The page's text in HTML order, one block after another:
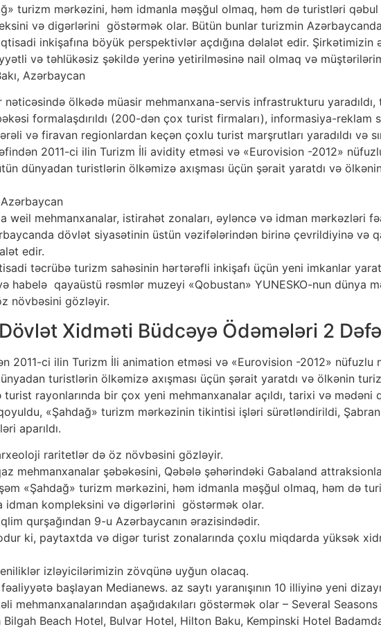
turizm mərkəzini, həm idmanla məşğul olmaq, həm də turistləri
və digərlərini göstərmək olar. Bütün bunlar turizmin
inkişafına böyük perspektivlər açdığına dəlalət edir.
və təhlükəsiz şəkildə yerinə yetirilməsinə nail olmaq və
Azərbaycan
ölkədə müasir mehmanxana-servis infrastrukturu yaradıldı,
formalaşdırıldı (200-dən çox turist firmaları), informasiya-reklam
və firavan regionlardan keçən çoxlu turist marşrutları yaradıldı və
2011-ci ilin Turizm İli avidity etməsi və «Eurovision -2012»
dünyadan turistlərin ölkəmizə axışması üçün şərait yaratdı və
weil mehmanxanalar, istirahət zonaları, əyləncə və idman mərkəzləri
dövlət siyasətinin üstün vəzifələrindən birinə çevrildiyinə və
edir.
təcrübə turizm sahəsinin hərtərəfli inkişafı üçün yeni imkanlar
habelə qayaüstü rəsmlər muzeyi «Qobustan» YUNESKO-nun dünya
növbəsini gözləyir.
Xidməti Büdcəyə Ödəmələri 2
2011-ci ilin Turizm İli animation etməsi və «Eurovision -2012» nüfuzlu
turistlərin ölkəmizə axışması üçün şərait yaratdı və ölkənin
rayonlarında bir çox yeni mehmanxanalar açıldı, tarixi və
«Şahdağ» turizm mərkəzinin tikintisi işləri sürətləndirildi,
aparıldı.
raritetlər də öz növbəsini gözləyir.
mehmanxanalar şəbəkəsini, Qəbələ şəhərindəki Gabaland
«Şahdağ» turizm mərkəzini, həm idmanla məşğul olmaq, həm də
idman kompleksini və digərlərini göstərmək olar.
qurşağından 9-u Azərbaycanın ərazisindədir.
ki, paytaxtda və digər turist zonalarında çoxlu miqdarda yüksək
izləyicilərimizin zövqünə uyğun olacaq.
başlayan Medianews. az saytı yaranışının 10 illiyinə yeni
mehmanxanalarından aşağıdakıları göstərmək olar – Several
Beach Hotel, Bulvar Hotel, Hilton Baku, Kempinski Hotel